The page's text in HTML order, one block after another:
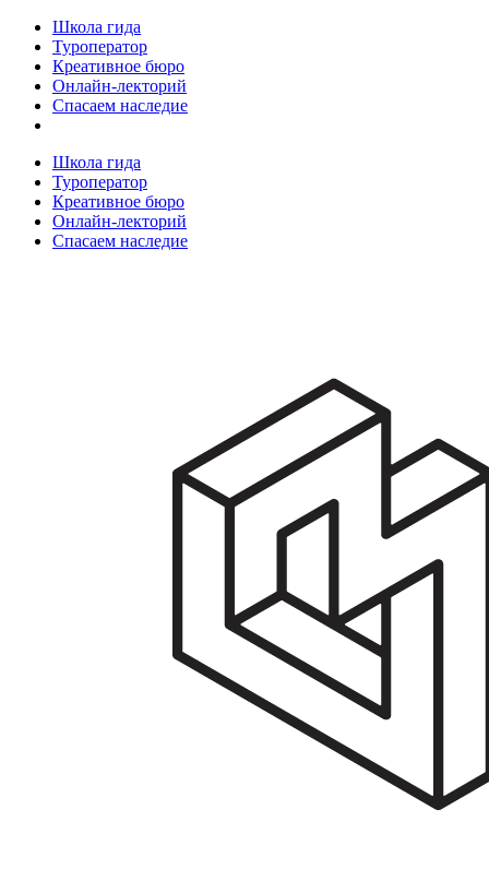
Школа гида
Туроператор
Креативное бюро
Онлайн-лекторий
Спасаем наследие
Школа гида
Туроператор
Креативное бюро
Онлайн-лекторий
Спасаем наследие